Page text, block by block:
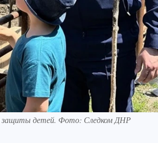
защиты детей. Фото: Следком ДНР